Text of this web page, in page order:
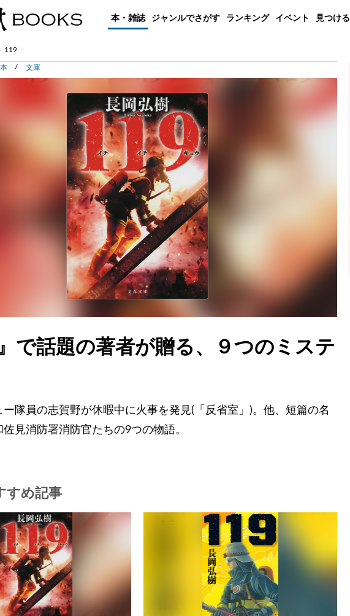
本・雑誌 ジャンルでさがす ランキング イベント 見つける
119
文庫
』で話題の著者が贈る、９つのミステ
隊員の志賀野が休暇中に火事を発見(「反省室」)。他、短篇の名
見消防署消防官たちの9つの物語。
すめ記事